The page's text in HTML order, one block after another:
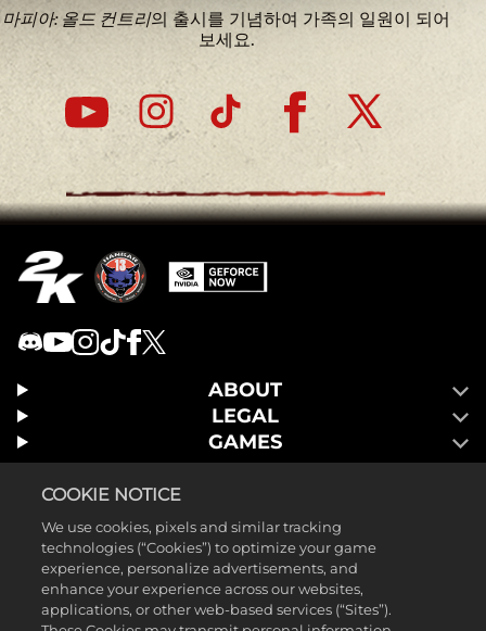
마피아: 올드 컨트리의 출시를 기념하여 가족의 일원이 되어
보세요.
ABOUT
LEGAL
GAMES
COOKIE NOTICE
We use cookies, pixels and similar tracking
technologies (“Cookies”) to optimize your game
experience, personalize advertisements, and
enhance your experience across our websites,
applications, or other web-based services (“Sites”).